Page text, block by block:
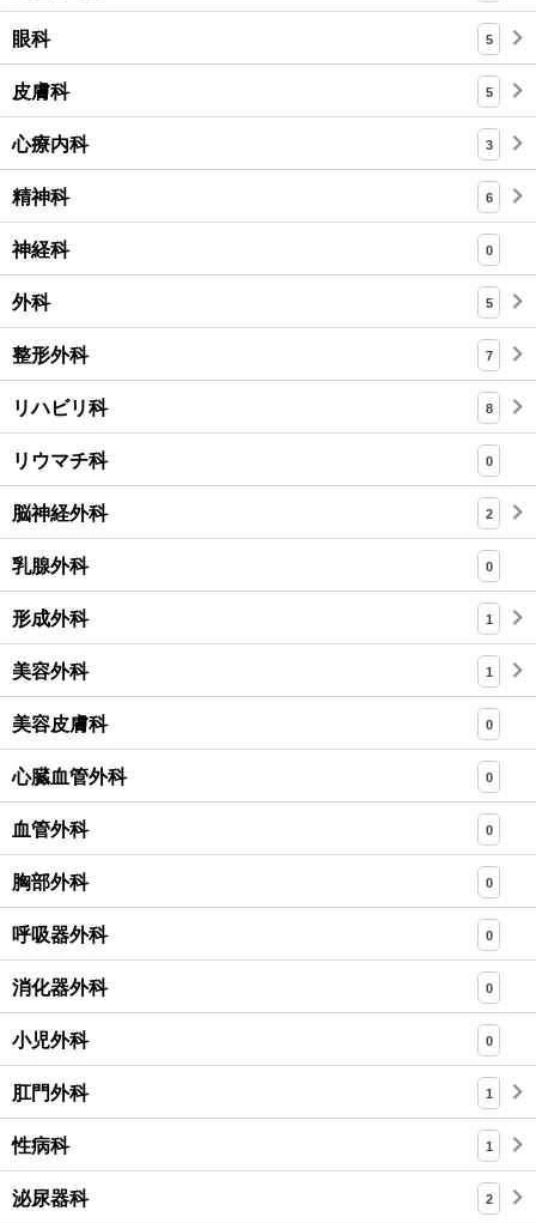
眼科 5
皮膚科 5
心療内科 3
精神科 6
神経科 0
外科 5
整形外科 7
リハビリ科 8
リウマチ科 0
脳神経外科 2
乳腺外科 0
形成外科 1
美容外科 1
美容皮膚科 0
心臓血管外科 0
血管外科 0
胸部外科 0
呼吸器外科 0
消化器外科 0
小児外科 0
肛門外科 1
性病科 1
泌尿器科 2